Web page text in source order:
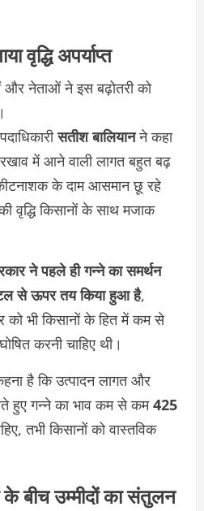
वृद्धि अपर्याप्त
और नेताओं ने इस बढ़ोतरी को
सतीश बालियानने कहा
में आने वाली लागत बहुत बढ़
के दाम आसमान छू रहे
किसानों के साथ मजाक
ने पहले ही गन्ने का समर्थन
से ऊपर तय किया हुआ है,
को भी किसानों के हित में कम से
करनी चाहिए थी।
है कि उत्पादन लागत और
हुए गन्ने का भाव कम से कम425
तभी किसानों को वास्तविक
बीच उम्मीदों का संतुलन